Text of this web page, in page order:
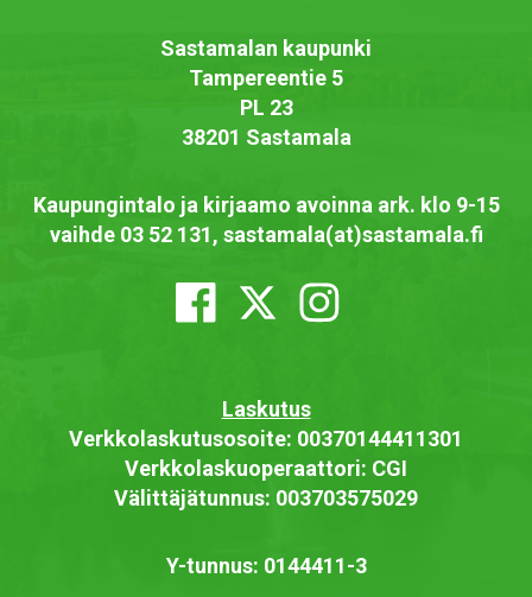
Sastamalan kaupunki
Tampereentie 5
PL 23
38201 Sastamala
Kaupungintalo ja kirjaamo avoinna ark. klo 9-15
vaihde 03 52 131, sastamala(at)sastamala.fi
Laskutus
Verkkolaskutusosoite: 00370144411301
Verkkolaskuoperaattori: CGI
Välittäjätunnus: 003703575029
Y-tunnus: 0144411-3